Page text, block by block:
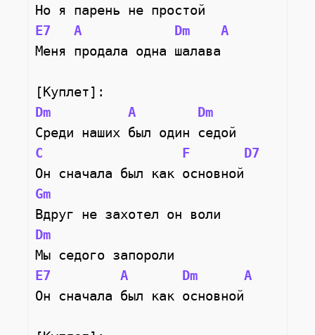
Но я парень не простой
E7
A Dm
A
Меня продала одна шалава
[Куплет]:
Dm
A
Dm
Среди наших был один седой
C
F
D7
Он сначала был как основной
Gm
Вдруг не захотел он воли
Dm
Мы седого запороли
E7
A Dm
A
Он сначала был как основной